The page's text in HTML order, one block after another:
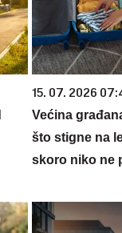
15. 07. 2026
Većina
što stigne na
skoro niko ne